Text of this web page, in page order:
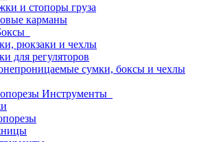
и стопоры груза
карманы
рюкзаки и чехлы
для регуляторов
сумки, боксы и чехлы
Инструменты